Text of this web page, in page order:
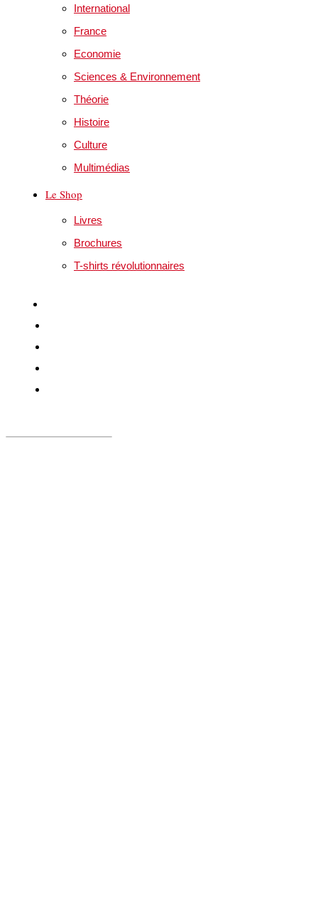
International
France
Economie
Sciences & Environnement
Théorie
Histoire
Culture
Multimédias
Le Shop
Livres
Brochures
T-shirts révolutionnaires